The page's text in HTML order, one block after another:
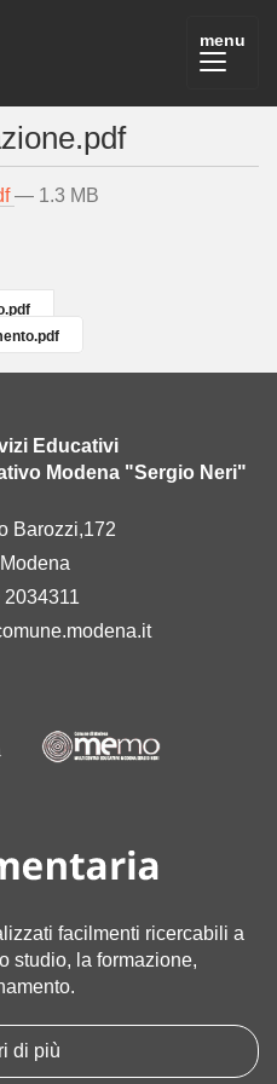
— 1.3 MB
Educativi
Modena "Sergio Neri"
Barozzi,172
2034311
facilmenti ricercabili a
studio, la formazione,
di più